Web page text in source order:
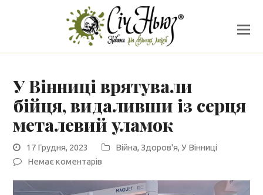
У Вінниці врятували
бійця, видаливши із серця
металевий уламок
17 Грудня, 2023 Війна,Здоров'я,У Вінниці
Немає коментарів